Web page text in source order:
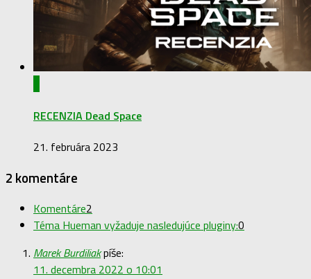
RECENZIA Dead Space
21. februára 2023
2 komentáre
Komentáre2
Téma Hueman vyžaduje nasledujúce pluginy:0
Marek Burdiliakpíše:
11. decembra 2022 o 10:01